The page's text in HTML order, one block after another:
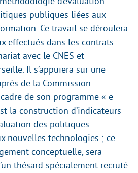
publiques liées aux
Ce travail se déroulera
effectués dans les contrats
avec le CNES et
Il s’appuiera sur une
de la Commission
de son programme « e-
la construction d’indicateurs
des politiques
nouvelles technologies ; ce
conceptuelle, sera
thésard spécialement recruté